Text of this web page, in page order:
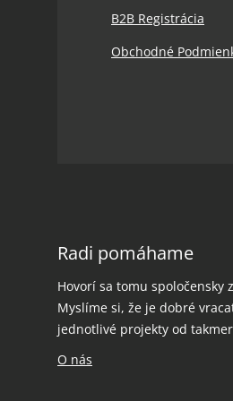
B2B Registrácia
Obchodné
Radi pomáhame
Hovorí sa tomu spoločensky
Myslíme si, že je dobré
jednotlivé projekty od
O nás